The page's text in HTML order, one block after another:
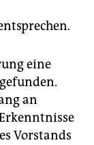
eine
an
Vorstands